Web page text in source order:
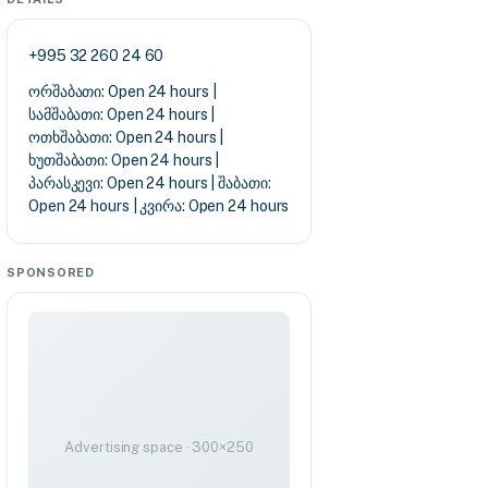
+995 32 260 24 60
ორშაბათი: Open 24 hours |
სამშაბათი: Open 24 hours |
ოთხშაბათი: Open 24 hours |
ხუთშაბათი: Open 24 hours |
პარასკევი: Open 24 hours | შაბათი:
Open 24 hours | კვირა: Open 24 hours
SPONSORED
Advertising space · 300×250